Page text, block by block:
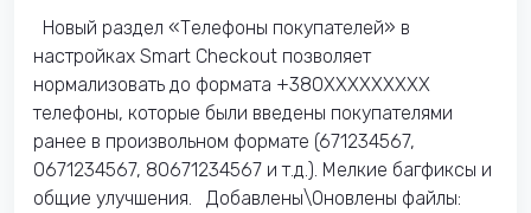
Новый раздел «Телефоны покупателей» в
настройках Smart Checkout позволяет
нормализовать до формата +380XXXXXXXXX
телефоны, которые были введены покупателями
ранее в произвольном формате (671234567,
0671234567, 80671234567 и т.д.). Мелкие багфиксы и
общие улучшения. Добавлены\Оновлены файлы:​